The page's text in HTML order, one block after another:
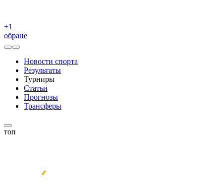
+1
обране
Новости спорта
Результаты
Турниры
Статьи
Прогнозы
Трансферы
топ